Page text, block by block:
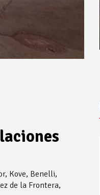
Kove, Benelli,
de la Frontera,